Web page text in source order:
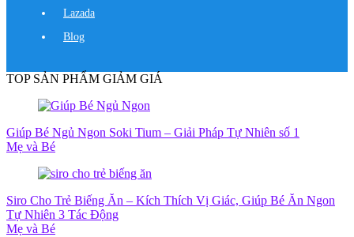
Lazada
Blog
TOP SẢN PHẨM GIẢM GIÁ
Giúp Bé Ngủ Ngon Soki Tium – Giải Pháp Tự Nhiên số 1
Mẹ và Bé
Siro Cho Trẻ Biếng Ăn – Kích Thích Vị Giác, Giúp Bé Ăn Ngon
Tự Nhiên 3 Tác Động
Mẹ và Bé